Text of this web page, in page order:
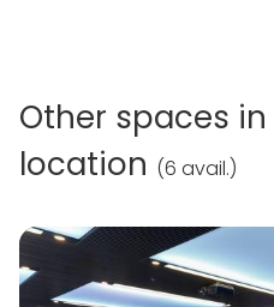
Other spaces
location (6 avail.)